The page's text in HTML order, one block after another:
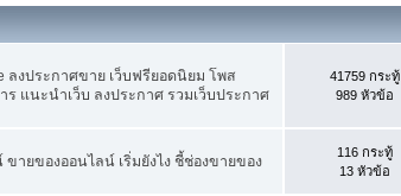
ลงประกาศขาย เว็บฟรียอดนิยม โพส
แนะนำเว็บ ลงประกาศ รวมเว็บประกาศ
41759 กระทู้
989 หัวข้อ
ายของออนไลน์ เริ่มยังไง ชี้ช่องขายของ
116 กระทู้
13 หัวข้อ